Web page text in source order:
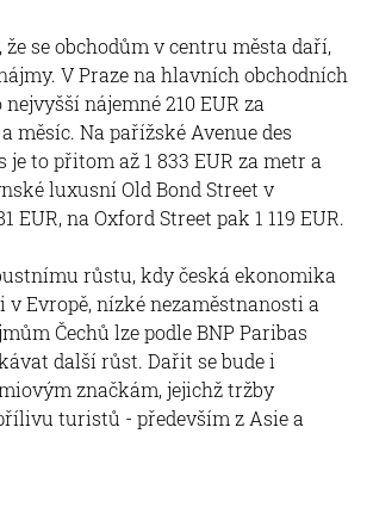
se obchodům v centru města daří,
V Praze na hlavních obchodních
nájemné 210 EUR za
měsíc. Na pařížské Avenue des
je to přitom až 1 833 EUR za metr a
luxusní Old Bond Street v
EUR, na Oxford Street pak 1 119 EUR.
růstu, kdy česká ekonomika
v Evropě, nízké nezaměstnanosti a
Čechů lze podle BNP Paribas
další růst. Dařit se bude i
značkám, jejichž tržby
turistů - především z Asie a